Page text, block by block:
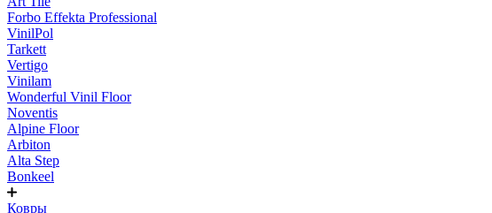
Forbo Effekta Professional
VinilPol
Tarkett
Vertigo
Vinilam
Wonderful Vinil Floor
Noventis
Alpine Floor
Arbiton
Alta Step
Bonkeel
Ковры